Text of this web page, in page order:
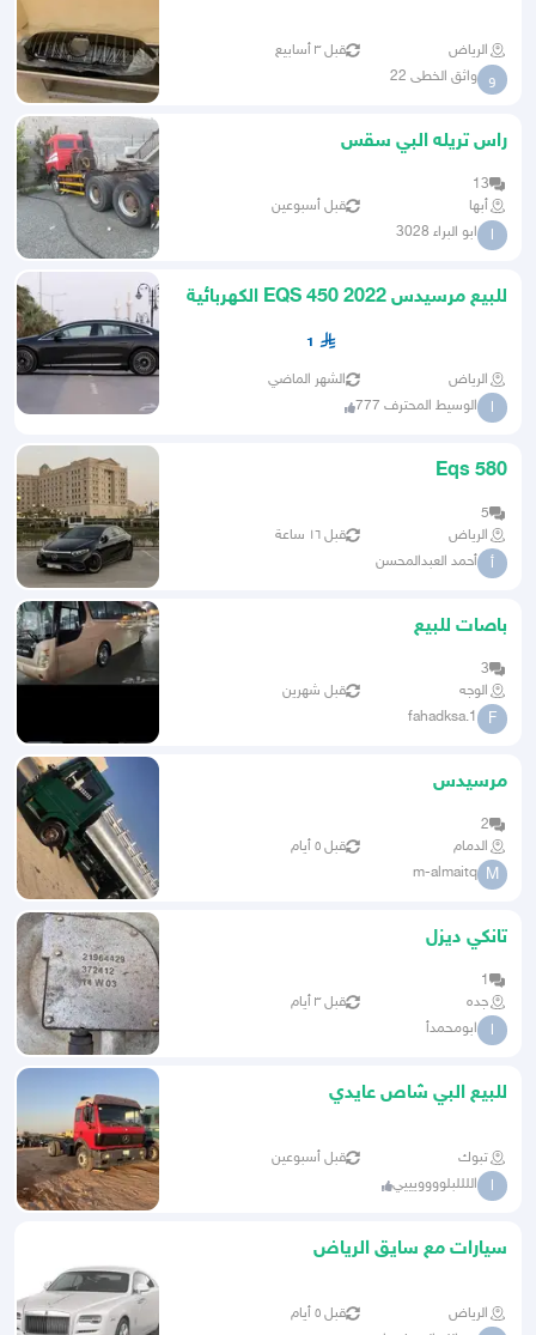
الرياض قبل ٣ أسابيع
و واثق الخطى 22
راس تريله البي سقس
13
أبها
قبل أسبوعين
ا ابو البراء 3028
للبيع مرسيدس EQS 450 2022 الكهربائية
1
الرياض الشهر الماضي
ا الوسيط المحترف 777
Eqs 580
5
الرياض
قبل ١٦ ساعة
أ أحمد العبدالمحسن
باصات للبيع
3
الوجه
قبل شهرين
F
fahadksa.1
مرسيدس
2
الدمام
قبل ٥ أيام
M
m-almaitq
تانكي ديزل
1
جده
قبل ٣ أيام
ا ابومحمدأ
للبيع البي شاص عايدي
تبوك قبل أسبوعين
ا اللللبلوووويييي
سيارات مع سايق الرياض
الرياض قبل ٥ أيام